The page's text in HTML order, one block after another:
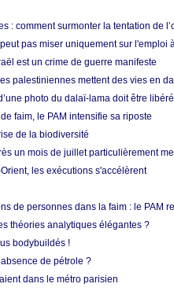
: comment surmonter la tentation de
pas miser uniquement sur l'emploi
est un crime de guerre manifeste
palestiniennes mettent des vies en
photo du dalaï-lama doit être libéré
faim, le PAM intensifie sa riposte
de la biodiversité
un mois de juillet particulièrement
les exécutions s'accélèrent
de personnes dans la faim : le PAM
théories analytiques élégantes ?
bodybuildés !
de pétrole ?
dans le métro parisien